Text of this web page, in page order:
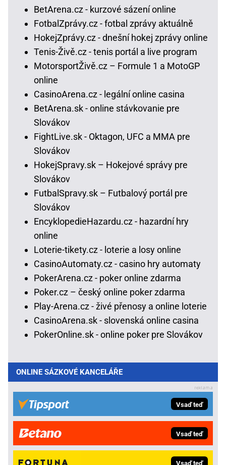
BetArena.cz - kurzové sázení online
FotbalZprávy.cz - fotbal zprávy aktuálně
HokejZprávy.cz - dnešní hokej zprávy online
Tenis-Živě.cz - tenis portál a live program
MotorsportŽivě.cz – Formule 1 a MotoGP
online
CasinoArena.cz - legální online casina
BetArena.sk - online stávkovanie pre
Slovákov
FightLive.sk - Oktagon, UFC a MMA pre
Slovákov
HokejSpravy.sk – Hokejové správy pre
Slovákov
FutbalSpravy.sk – Futbalový portál pre
Slovákov
EncyklopedieHazardu.cz - hazardní hry
online
Loterie-tikety.cz - loterie a losy online
CasinoAutomaty.cz - casino hry automaty
PokerArena.cz - poker online zdarma
Poker.cz – český online poker zdarma
Play-Arena.cz - živé přenosy a online loterie
CasinoArena.sk - slovenská online casina
PokerOnline.sk - online poker pre Slovákov
ONLINE SÁZKOVÉ KANCELÁŘE
Vsaď teď
Vsaď teď
Vsaď teď